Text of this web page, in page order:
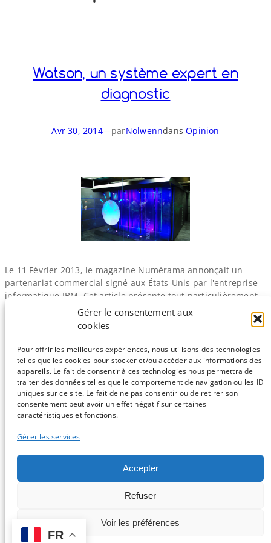
Gérer le consentement aux
cookies
Pour offrir les meilleures expériences, nous utilisons des technologies
telles que les cookies pour stocker et/ou accéder aux informations des
appareils. Le fait de consentir à ces technologies nous permettra de
traiter des données telles que le comportement de navigation ou les ID
uniques sur ce site. Le fait de ne pas consentir ou de retirer son
consentement peut avoir un effet négatif sur certaines
caractéristiques et fonctions.
Gérer les services
Accepter
Refuser
Voir les préférences
Watson, un système expert en
diagnostic
Avr 30, 2014—parNolwenndansOpinion
Le 11 Février 2013, le magazine Numérama annonçait un
partenariat commercial signé aux États-​Unis par l'entreprise
informatique IBM. Cet article présente tout particulièrement
le système expert Watson dont nous vous avions fait une
brève description lors de notre compte-​rendu sur l'ECCB
rapidement Watson et les…
Sauf mention contraire, tous les articles du blog sont sous licence
Vous souhaitez participer ?
Contactez nous !
Logo et design par Isabelle Stévant & Gwenaelle Lemoine -
FR